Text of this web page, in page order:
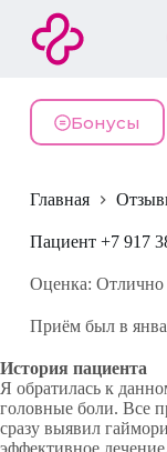
й
и
у
и
Бонусы
Главная
Пациент +7 917
Оценка: Отлично
Приём был в
История пациента
Я обратилась к
головные боли. Все
сразу выявил